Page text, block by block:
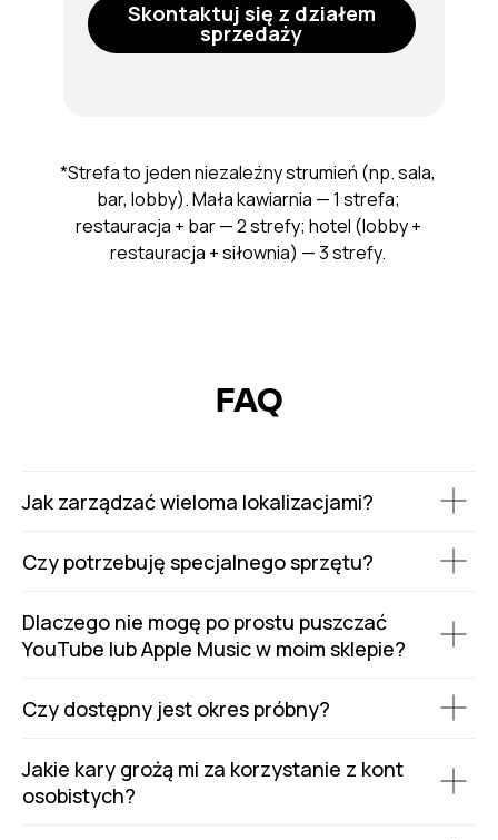
*Strefa to jeden niezależny strumień (np. sala,
bar, lobby). Mała kawiarnia — 1 strefa;
restauracja + bar — 2 strefy; hotel (lobby +
restauracja + siłownia) — 3 strefy.
Skontaktuj się z działem
sprzedaży
FAQ
Jak zarządzać wieloma lokalizacjami?
Czy potrzebuję specjalnego sprzętu?
Dlaczego nie mogę po prostu puszczać
YouTube lub Apple Music w moim sklepie?
Czy dostępny jest okres próbny?
Jakie kary grożą mi za korzystanie z kont
osobistych?